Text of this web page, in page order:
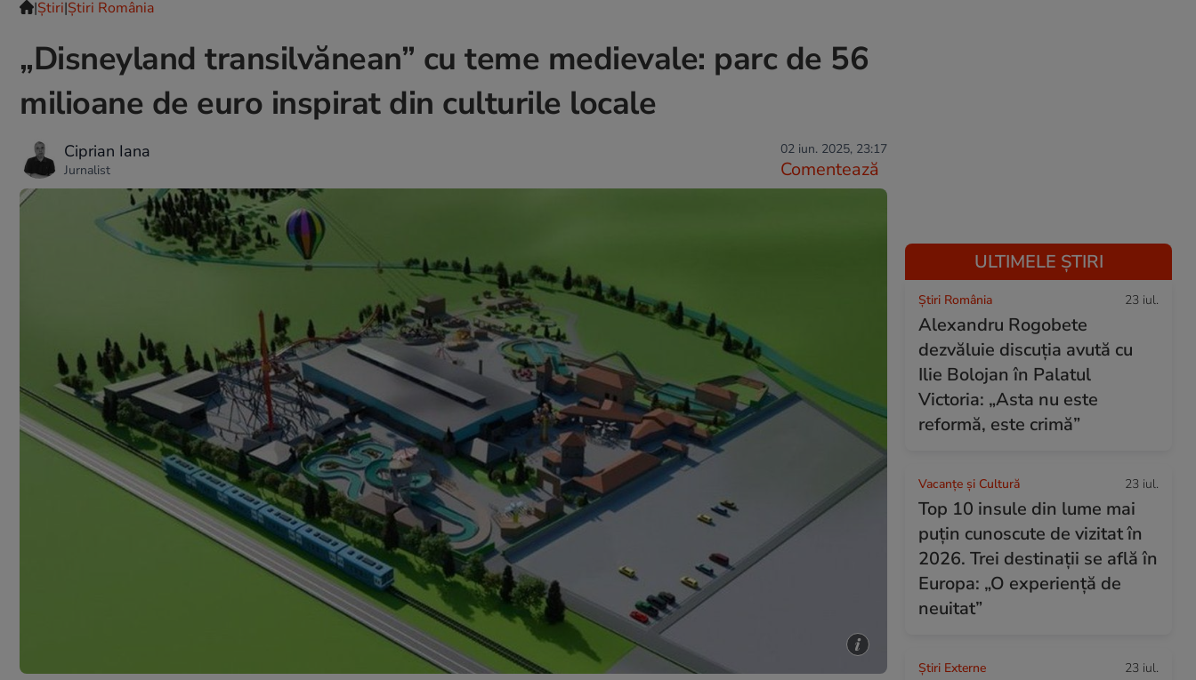
|Ştiri|Știri România
„Disneyland transilvănean” cu teme medievale: parc de 56
milioane de euro inspirat din culturile locale
Ciprian Iana
Jurnalist
02 iun. 2025, 23:17
Comentează
ULTIMELE ȘTIRI
Știri România 23 iul.
Alexandru Rogobete
dezvăluie discuția avută cu
Ilie Bolojan în Palatul
Victoria: „Asta nu este
reformă, este crimă”
Vacanțe și Cultură 23 iul.
Top 10 insule din lume mai
puțin cunoscute de vizitat în
2026. Trei destinații se află în
Europa: „O experiență de
neuitat”
Știri Externe 23 iul.